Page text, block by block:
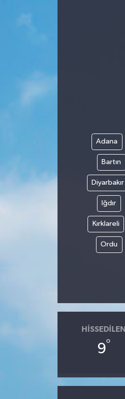
Adana
Bartın
Diyarbakır
Iğdır
Kırklareli
Ordu
HISSEDILEN
9°